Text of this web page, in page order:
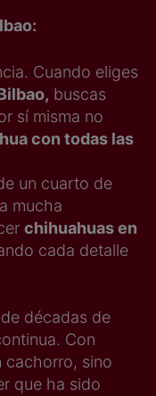
Cuando eliges
buscas
sí misma no
con todas las
un cuarto de
mucha
chihuahuas en
cada detalle
décadas de
Con
cachorro, sino
que ha sido